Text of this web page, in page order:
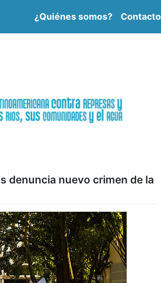
¿Quiénes somos? Contacto
denuncia nuevo crimen de la